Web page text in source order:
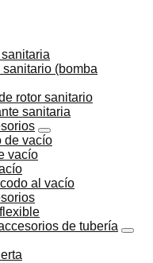
(bomba
rotor sanitario
sanitaria
de vacío
vacío
al vacío
de tubería